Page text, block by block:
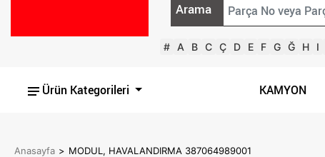
Arama
# A B C Ç D E F G Ğ H I
Ürün Kategorileri KAMYON
Anasayfa > MODUL, HAVALANDIRMA 387064989001